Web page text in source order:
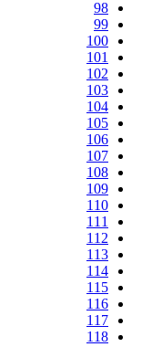
98
99
100
101
102
103
104
105
106
107
108
109
110
111
112
113
114
115
116
117
118